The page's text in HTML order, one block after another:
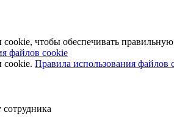
чтобы обеспечивать правильную
файлов cookie
Правила использования файлов